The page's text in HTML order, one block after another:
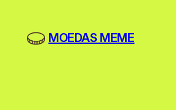
MOEDAS MEME